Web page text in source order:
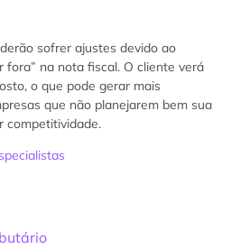
sofrer ajustes devido ao
fora” na nota fiscal. O cliente verá
o que pode gerar mais
que não planejarem bem sua
competitividade.